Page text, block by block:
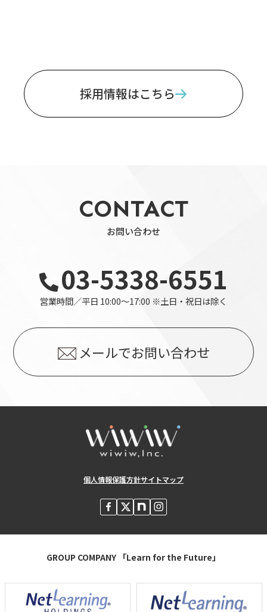
採用情報はこちら
CONTACT
お問い合わせ
03-5338-6551
営業時間／平日 10:00～17:00 ※土日・祝日は除く
メールでお問い合わせ
個人情報保護方針サイトマップ
GROUP COMPANY 「Learn for the Future」